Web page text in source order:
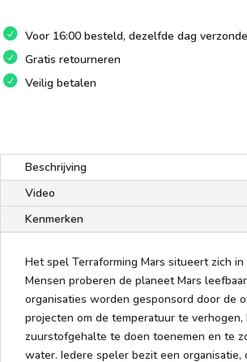
Voor 16:00 besteld, dezelfde dag
Gratis retourneren
Veilig betalen
Beschrijving
Video
Kenmerken
Het spel Terraforming Mars situeert zich in
Mensen proberen de planeet Mars
organisaties worden gesponsord door de
projecten om de temperatuur te verhogen,
zuurstofgehalte te doen toenemen en te
water. Iedere speler bezit een organisatie,